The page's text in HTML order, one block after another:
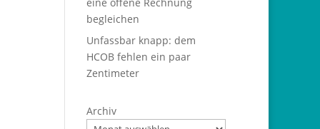
begleichen
Unfassbar knapp: dem
HCOB fehlen ein paar
Zentimeter
Archiv